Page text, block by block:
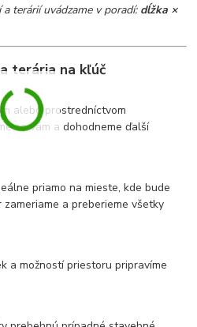
terárií uvádzame v poradí: dĺžka ×
terária na kľúč
alebo prostredníctvom
sa vám a dohodneme ďalší
priamo na mieste, kde bude
a preberieme všetky
a možností priestoru pripravíme